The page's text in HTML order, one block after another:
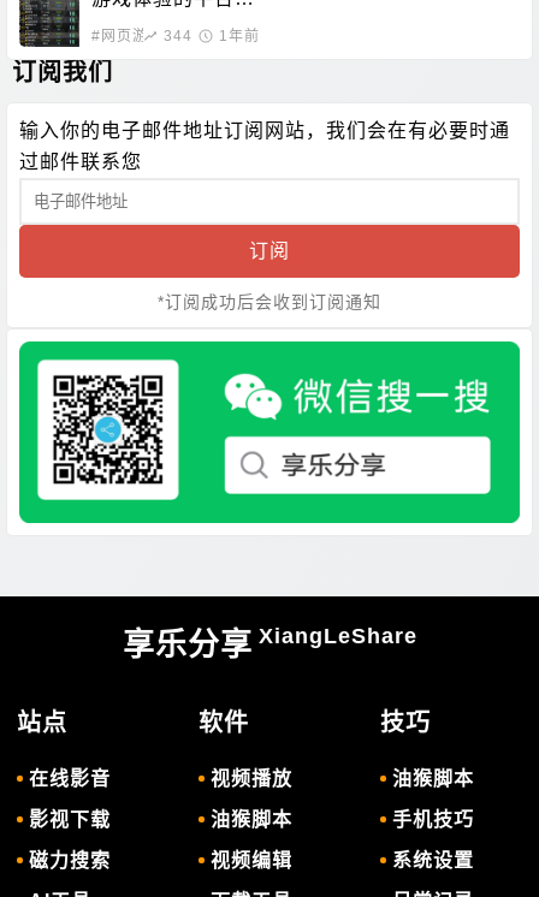
无需下载即可畅玩
#网页游戏 344 1年前
订阅我们
输入你的电子邮件地址订阅网站，我们会在有必要时通
过邮件联系您
订阅
*订阅成功后会收到订阅通知
享乐分享 XiangLeShare
站点
在线影音
影视下载
磁力搜索
软件
视频播放
油猴脚本
视频编辑
技巧
油猴脚本
手机技巧
系统设置